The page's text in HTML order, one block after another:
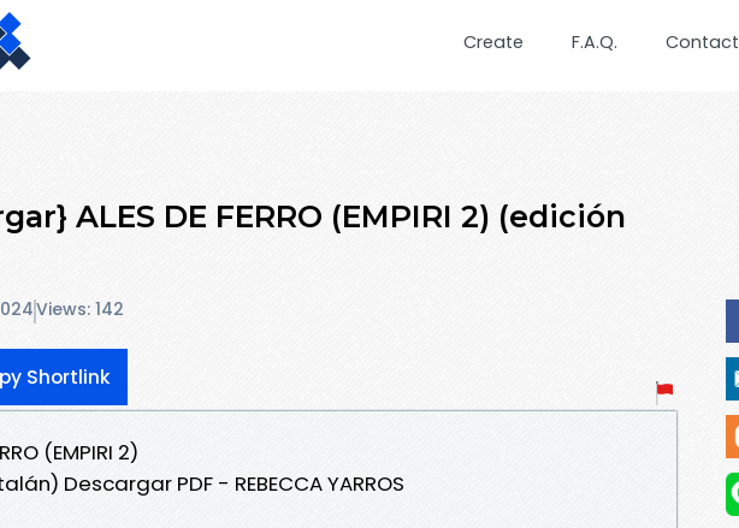
Create F.A.Q. Contact
ALES DE FERRO (EMPIRI 2) (edición
Views: 142
Shortlink
(EMPIRI 2)
Descargar PDF - REBECCA YARROS